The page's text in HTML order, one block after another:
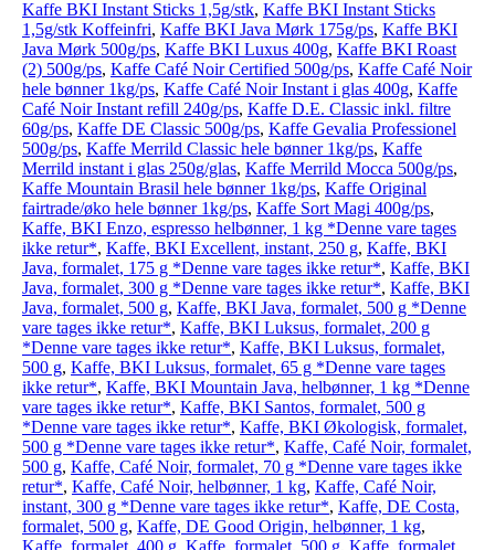
Kaffe BKI Instant Sticks 1,5g/stk, Kaffe BKI Instant Sticks
1,5g/stk Koffeinfri, Kaffe BKI Java Mørk 175g/ps, Kaffe BKI
Java Mørk 500g/ps, Kaffe BKI Luxus 400g, Kaffe BKI Roast
(2) 500g/ps, Kaffe Café Noir Certified 500g/ps, Kaffe Café Noir
hele bønner 1kg/ps, Kaffe Café Noir Instant i glas 400g, Kaffe
Café Noir Instant refill 240g/ps, Kaffe D.E. Classic inkl. filtre
60g/ps, Kaffe DE Classic 500g/ps, Kaffe Gevalia Professionel
500g/ps, Kaffe Merrild Classic hele bønner 1kg/ps, Kaffe
Merrild instant i glas 250g/glas, Kaffe Merrild Mocca 500g/ps,
Kaffe Mountain Brasil hele bønner 1kg/ps, Kaffe Original
fairtrade/øko hele bønner 1kg/ps, Kaffe Sort Magi 400g/ps,
Kaffe, BKI Enzo, espresso helbønner, 1 kg *Denne vare tages
ikke retur*, Kaffe, BKI Excellent, instant, 250 g, Kaffe, BKI
Java, formalet, 175 g *Denne vare tages ikke retur*, Kaffe, BKI
Java, formalet, 300 g *Denne vare tages ikke retur*, Kaffe, BKI
Java, formalet, 500 g, Kaffe, BKI Java, formalet, 500 g *Denne
vare tages ikke retur*, Kaffe, BKI Luksus, formalet, 200 g
*Denne vare tages ikke retur*, Kaffe, BKI Luksus, formalet,
500 g, Kaffe, BKI Luksus, formalet, 65 g *Denne vare tages
ikke retur*, Kaffe, BKI Mountain Java, helbønner, 1 kg *Denne
vare tages ikke retur*, Kaffe, BKI Santos, formalet, 500 g
*Denne vare tages ikke retur*, Kaffe, BKI Økologisk, formalet,
500 g *Denne vare tages ikke retur*, Kaffe, Café Noir, formalet,
500 g, Kaffe, Café Noir, formalet, 70 g *Denne vare tages ikke
retur*, Kaffe, Café Noir, helbønner, 1 kg, Kaffe, Café Noir,
instant, 300 g *Denne vare tages ikke retur*, Kaffe, DE Costa,
formalet, 500 g, Kaffe, DE Good Origin, helbønner, 1 kg,
Kaffe, formalet, 400 g, Kaffe, formalet, 500 g, Kaffe, formalet,